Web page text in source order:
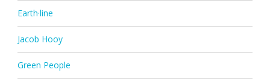
Earth·line
Jacob Hooy
Green People